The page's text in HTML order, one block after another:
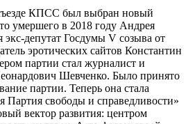
КПСС был выбран новый
умершего в 2018 году Андрея
экс-депутат Госдумы V созыва от
эротических сайтов Константин
партии стал журналист и
Шевченко. Было принято
партии. Теперь она стала
Партия свободы и справедливости»
вектор развития: центром